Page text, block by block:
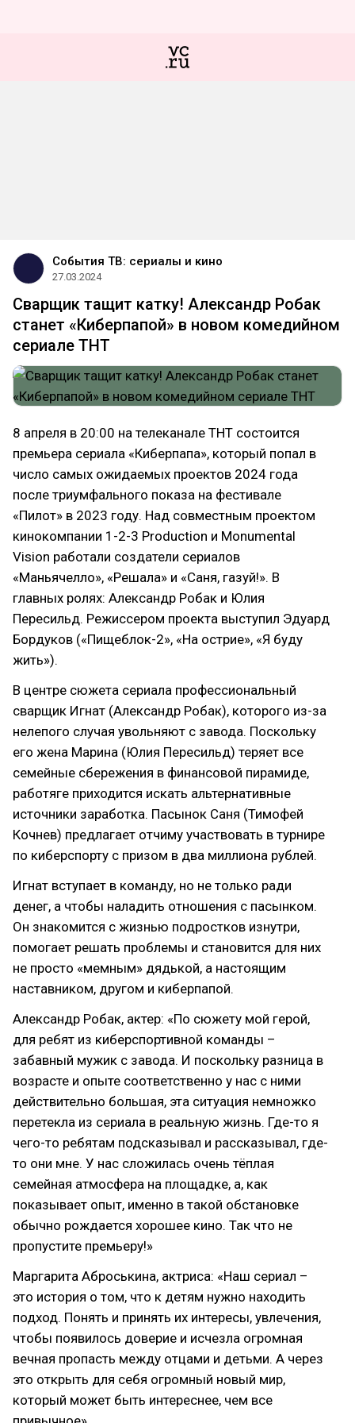
События ТВ: сериалы и кино
27.03.2024
Сварщик тащит катку! Александр Робак
станет «Киберпапой» в новом комедийном
сериале ТНТ
8 апреля в 20:00 на телеканале ТНТ состоится
премьера сериала «Киберпапа», который попал в
число самых ожидаемых проектов 2024 года
после триумфального показа на фестивале
«Пилот» в 2023 году. Над совместным проектом
кинокомпании 1-2-3 Production и Monumental
Vision работали создатели сериалов
«Маньячелло», «Решала» и «Саня, газуй!». В
главных ролях: Александр Робак и Юлия
Пересильд. Режиссером проекта выступил Эдуард
Бордуков («Пищеблок-2», «На острие», «Я буду
жить»).
В центре сюжета сериала профессиональный
сварщик Игнат (Александр Робак), которого из-за
нелепого случая увольняют с завода. Поскольку
его жена Марина (Юлия Пересильд) теряет все
семейные сбережения в финансовой пирамиде,
работяге приходится искать альтернативные
источники заработка. Пасынок Саня (Тимофей
Кочнев) предлагает отчиму участвовать в турнире
по киберспорту с призом в два миллиона рублей.
Игнат вступает в команду, но не только ради
денег, а чтобы наладить отношения с пасынком.
Он знакомится с жизнью подростков изнутри,
помогает решать проблемы и становится для них
не просто «мемным» дядькой, а настоящим
наставником, другом и киберпапой.
Александр Робак, актер: «По сюжету мой герой,
для ребят из киберспортивной команды –
забавный мужик с завода. И поскольку разница в
возрасте и опыте соответственно у нас с ними
действительно большая, эта ситуация немножко
перетекла из сериала в реальную жизнь. Где-то я
чего-то ребятам подсказывал и рассказывал, где-
то они мне. У нас сложилась очень тёплая
семейная атмосфера на площадке, а, как
показывает опыт, именно в такой обстановке
обычно рождается хорошее кино. Так что не
пропустите премьеру!»
Маргарита Аброськина, актриса: «Наш сериал –
это история о том, что к детям нужно находить
подход. Понять и принять их интересы, увлечения,
чтобы появилось доверие и исчезла огромная
вечная пропасть между отцами и детьми. А через
это открыть для себя огромный новый мир,
который может быть интереснее, чем все